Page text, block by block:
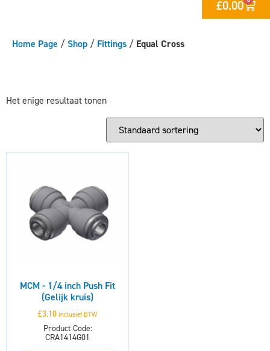
£0.00
Home Page /Shop / Fittings / Equal Cross
Het enige resultaat tonen
MCM - 1/4 inch Push Fit
(Gelijk kruis)
£3.10 inclusief BTW
Product Code:
CRA1414G01